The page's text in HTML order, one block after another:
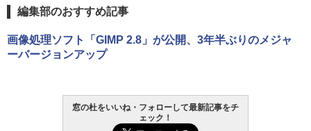
編集部のおすすめ記事
画像処理ソフト「GIMP 2.8」が公開、3年半ぶりのメジャ
ーバージョンアップ
窓の杜をいいね・フォローして最新記事をチ
ェック！